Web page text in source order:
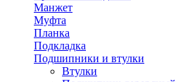
Манжет
Муфта
Планка
Подкладка
Подшипники и втулки
Втулки